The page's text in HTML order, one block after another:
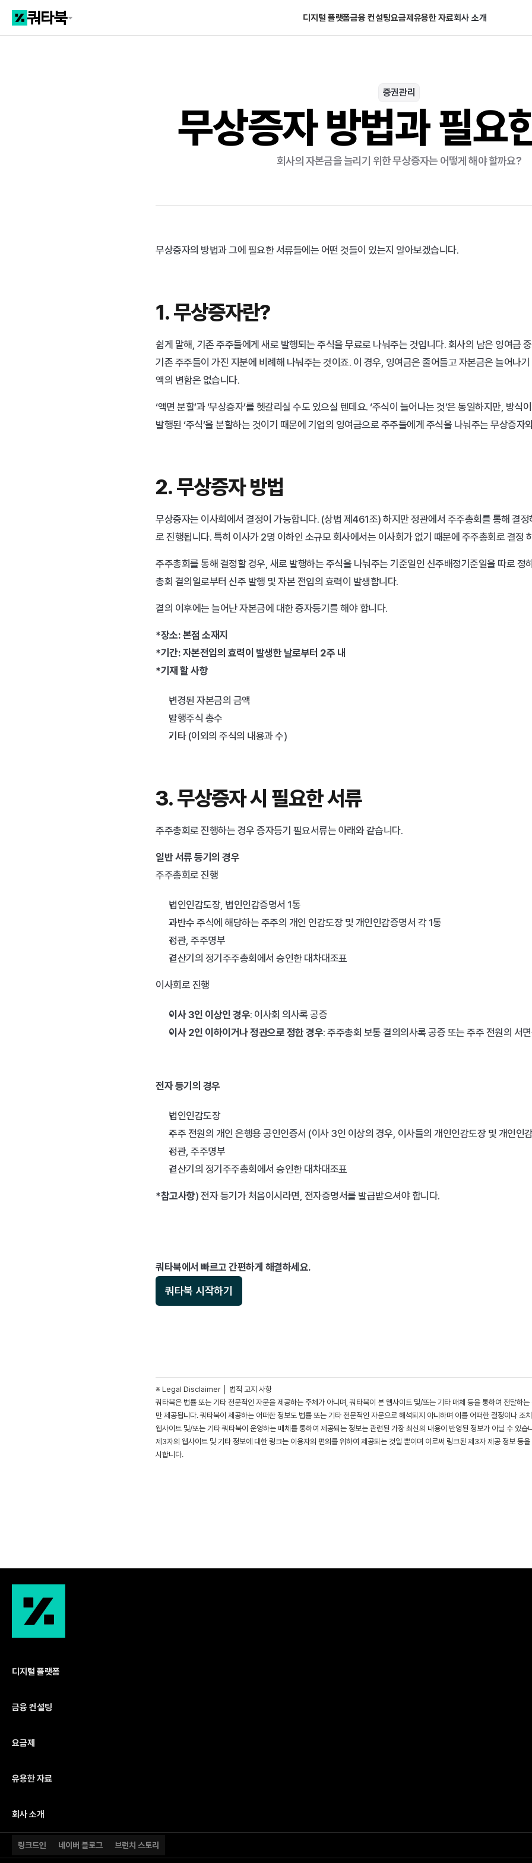
디지털 플랫폼금융 컨설팅요금제 유용한 자료회사 소개
증권관리
무상증자 방법과 필요
회사의 자본금을 늘리기 위한 무상증자는 어떻게 해야 할까요?
무상증자의 방법과 그에 필요한 서류들에는 어떤 것들이 있는지 알아보겠습니다.
1. 무상증자란?
쉽게 말해, 기존 주주들에게 새로 발행되는 주식을 무료로 나눠주는 것입니다. 회사의 남은 잉여금
기존 주주들이 가진 지분에 비례해 나눠주는 것이죠. 이 경우, 잉여금은 줄어들고 자본금은 늘어나
액의 변함은 없습니다.​
‘액면 분할’과 ‘무상증자’를 헷갈리실 수도 있으실 텐데요. ‘주식이 늘어나는 것’은 동일하지만, 방식
발행된 ‘주식’을 분할하는 것이기 때문에 기업의 잉여금으로 주주들에게 주식을 나눠주는 무상증자
2. 무상증자 방법
무상증자는 이사회에서 결정이 가능합니다. (상법 제461조) 하지만 정관에서 주주총회를 통해 결정
로 진행됩니다. 특히 이사가 2명 이하인 소규모 회사에서는 이사회가 없기 때문에 주주총회로 결정
주주총회를 통해 결정할 경우, 새로 발행하는 주식을 나눠주는 기준일인 신주배정기준일을 따로 정
총회 결의일로부터 신주 발행 및 자본 전입의 효력이 발생합니다.
결의 이후에는 늘어난 자본금에 대한 증자등기를 해야 합니다.
*장소: 본점 소재지
*기간: 자본전입의 효력이 발생한 날로부터 2주 내
*기재 할 사항
변경된 자본금의 금액
발행주식 총수
기타 (이외의 주식의 내용과 수)
3. 무상증자 시 필요한 서류
주주총회로 진행하는 경우 증자등기 필요서류는 아래와 같습니다.
일반 서류 등기의 경우
주주총회로 진행
법인인감도장, 법인인감증명서 1통
과반수 주식에 해당하는 주주의 개인 인감도장 및 개인인감증명서 각 1통
정관, 주주명부
결산기의 정기주주총회에서 승인한 대차대조표
이사회로 진행
이사 3인 이상인 경우: 이사회 의사록 공증
이사 2인 이하이거나 정관으로 정한 경우: 주주총회 보통 결의의사록 공증 또는 주주 전원의 서
전자 등기의 경우
법인인감도장
주주 전원의 개인 은행용 공인인증서 (이사 3인 이상의 경우, 이사들의 개인인감도장 및 개인인
정관, 주주명부
결산기의 정기주주총회에서 승인한 대차대조표
*참고사항 ) 전자 등기가 처음이시라면, 전자증명서를 발급받으셔야 합니다.
쿼타북에서 빠르고 간편하게 해결하세요.
쿼타북 시작하기
※ Legal Disclaimer │ 법적 고지 사항
쿼타북은 법률 또는 기타 전문적인 자문을 제공하는 주체가 아니며, 쿼타북이 본 웹사이트 및/또는 기타 매체 등을 통하여 전달하
만 제공됩니다. 쿼타북이 제공하는 어떠한 정보도 법률 또는 기타 전문적인 자문으로 해석되지 아니하며 이를 어떠한 결정이나 조
웹사이트 및/또는 기타 쿼타북이 운영하는 매체를 통하여 제공되는 정보는 관련된 가장 최신의 내용이 반영된 정보가 아닐 수 있습
제3자의 웹사이트 및 기타 정보에 대한 링크는 이용자의 편의를 위하여 제공되는 것일 뿐이며 이로써 링크된 제3자 제공 정보 등
시합니다.
디지털 플랫폼
금융 컨설팅
요금제
유용한 자료
회사 소개
네이버 블로그 브런치 스토리
링크드인